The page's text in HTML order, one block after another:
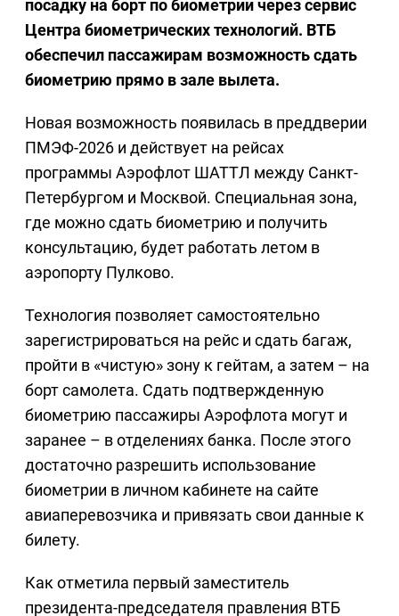
посадку на борт по биометрии через сервис
Центра биометрических технологий. ВТБ
обеспечил пассажирам возможность сдать
биометрию прямо в зале вылета.
Новая возможность появилась в преддверии
ПМЭФ-2026 и действует на рейсах
программы Аэрофлот ШАТТЛ между Санкт-
Петербургом и Москвой. Специальная зона,
где можно сдать биометрию и получить
консультацию, будет работать летом в
аэропорту Пулково.
Технология позволяет самостоятельно
зарегистрироваться на рейс и сдать багаж,
пройти в «чистую» зону к гейтам, а затем – на
борт самолета. Сдать подтвержденную
биометрию пассажиры Аэрофлота могут и
заранее – в отделениях банка. После этого
достаточно разрешить использование
биометрии в личном кабинете на сайте
авиаперевозчика и привязать свои данные к
билету.
Как отметила первый заместитель
президента-председателя правления ВТБ